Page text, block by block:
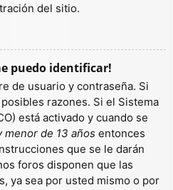
del sitio.
puedo identificar!
de usuario y contraseña. Si
razones. Si el Sistema
está activado y cuando se
menor de 13 años entonces
que se le darán
foros disponen que las
ya sea por usted mismo o por